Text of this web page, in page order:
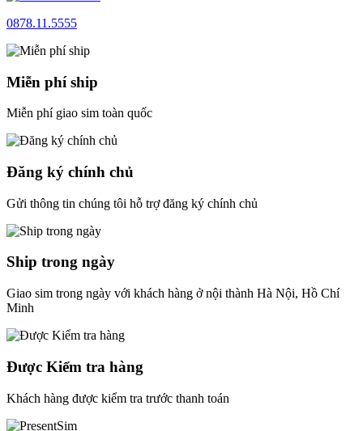
0878.11.5555
Miễn phí ship
Miễn phí giao sim toàn quốc
Đăng ký chính chủ
Gửi thông tin chúng tôi hỗ trợ đăng ký chính chủ
Ship trong ngày
Giao sim trong ngày với khách hàng ở nội thành Hà Nội, Hồ Chí
Minh
Được Kiểm tra hàng
Khách hàng được kiểm tra trước thanh toán